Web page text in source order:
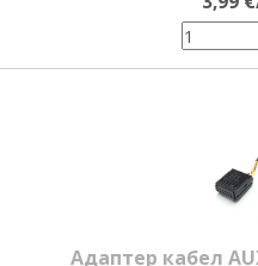
Адаптер кабел